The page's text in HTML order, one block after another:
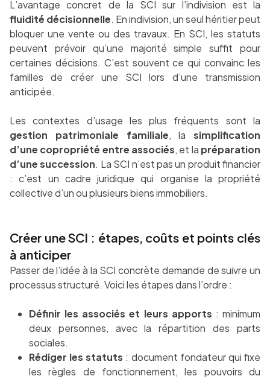
L’avantage concret de la SCI sur l’indivision est la
fluidité décisionnelle. En indivision, un seul héritier peut
bloquer une vente ou des travaux. En SCI, les statuts
peuvent prévoir qu’une majorité simple suffit pour
certaines décisions. C’est souvent ce qui convainc les
familles de créer une SCI lors d’une transmission
anticipée.
Les contextes d’usage les plus fréquents sont la
gestion patrimoniale familiale, la simplification
d’une copropriété entre associés, et la préparation
d’une succession. La SCI n’est pas un produit financier
: c’est un cadre juridique qui organise la propriété
collective d’un ou plusieurs biens immobiliers.
Créer une SCI : étapes, coûts et points clés
à anticiper
Passer de l’idée à la SCI concrète demande de suivre un
processus structuré. Voici les étapes dans l’ordre :
Définir les associés et leurs apports : minimum
deux personnes, avec la répartition des parts
sociales.
Rédiger les statuts : document fondateur qui fixe
les règles de fonctionnement, les pouvoirs du